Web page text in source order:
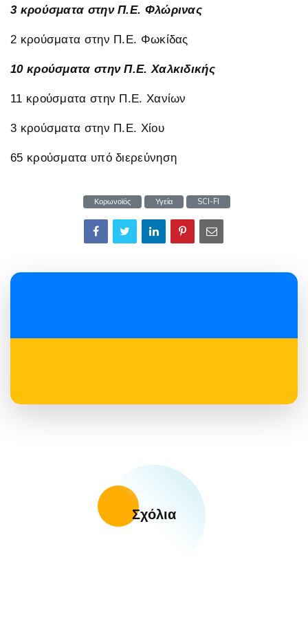
3 κρούσματα στην Π.Ε. Φλώρινας
2 κρούσματα στην Π.Ε. Φωκίδας
10 κρούσματα στην Π.Ε. Χαλκιδικής
11 κρούσματα στην Π.Ε. Χανίων
3 κρούσματα στην Π.Ε. Χίου
65 κρούσματα υπό διερεύνηση
Κορωνοϊός Υγεία SCI-FI
Σχόλια